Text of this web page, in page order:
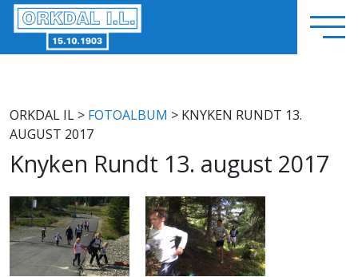
ORKDAL IL > FOTOALBUM > KNYKEN RUNDT 13.
AUGUST 2017
Knyken Rundt 13. august 2017